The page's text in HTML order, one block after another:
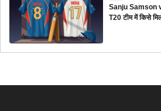
Sanju Samson
T20 टीम में किसे